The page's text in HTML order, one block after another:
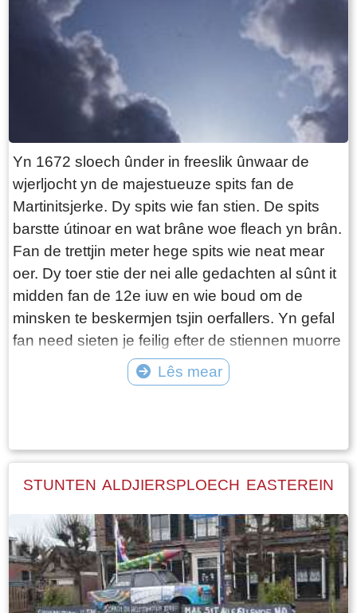
Yn 1672 sloech ûnder in freeslik ûnwaar de
wjerljocht yn de majestueuze spits fan de
Martinitsjerke. Dy spits wie fan stien. De spits
barstte útinoar en wat brâne woe fleach yn brân.
Fan de trettjin meter hege spits wie neat mear
oer. Dy toer stie der nei alle gedachten al sûnt it
midden fan de 12e iuw en wie boud om de
minsken te beskermjen tsjin oerfallers. Yn gefal
fan need sieten je feilig efter de stiennen muorre
mei in swiere doar foar de yngong mei beslach
fan izer. De doar dy ’t no tagong biedt is der yn
1688 waard der in nije spits op ‘e toer setten en
foar mear ynformaasje oer de toer yn de rubriek
"Yn en om Easterein": De toer
Lês mear
STUNTEN ALDJIERSPLOECH EASTEREIN